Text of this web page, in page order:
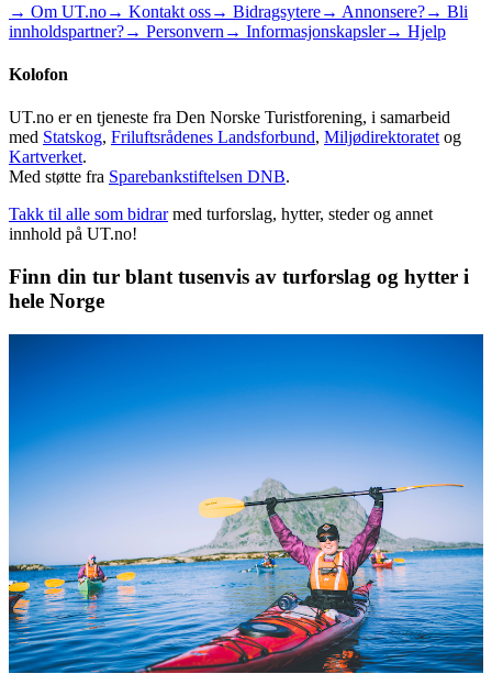
→ Om UT.no→ Kontakt oss→ Bidragsytere→ Annonsere?→ Bli
innholdspartner?→ Personvern → Informasjonskapsler→ Hjelp
Kolofon
UT.no er en tjeneste fra Den Norske Turistforening, i samarbeid
med Statskog, Friluftsrådenes Landsforbund, Miljødirektoratet og
Kartverket.
Med støtte fra Sparebankstiftelsen DNB.
Takk til alle som bidrar med turforslag, hytter, steder og annet
innhold på UT.no!
Finn din tur blant tusenvis av turforslag og hytter i
hele Norge